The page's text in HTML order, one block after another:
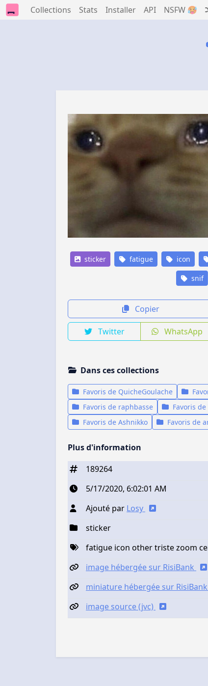
Collections Stats Installer API NSFW 🥵
sticker fatigue icon
snif
Copier
Twitter WhatsApp
Dans ces collections
Favoris de QuicheGoulache
Favoris de raphbasse
Favoris
Favoris de Ashnikko
Favoris de
Plus d'information
189264
5/17/2020, 6:02:01 AM
Ajouté par Losy
sticker
fatigue icon other triste zoom
image hébergée sur RisiBank
miniature hébergée sur RisiBank
image source (jvc)